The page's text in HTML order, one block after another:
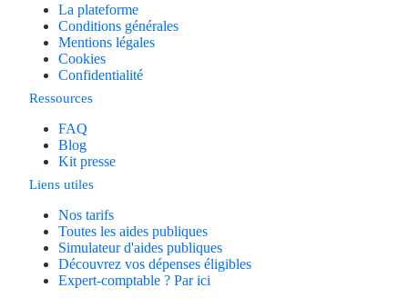
La plateforme
Conditions générales
Mentions légales
Cookies
Confidentialité
Ressources
FAQ
Blog
Kit presse
Liens utiles
Nos tarifs
Toutes les aides publiques
Simulateur d'aides publiques
Découvrez vos dépenses éligibles
Expert-comptable ? Par ici